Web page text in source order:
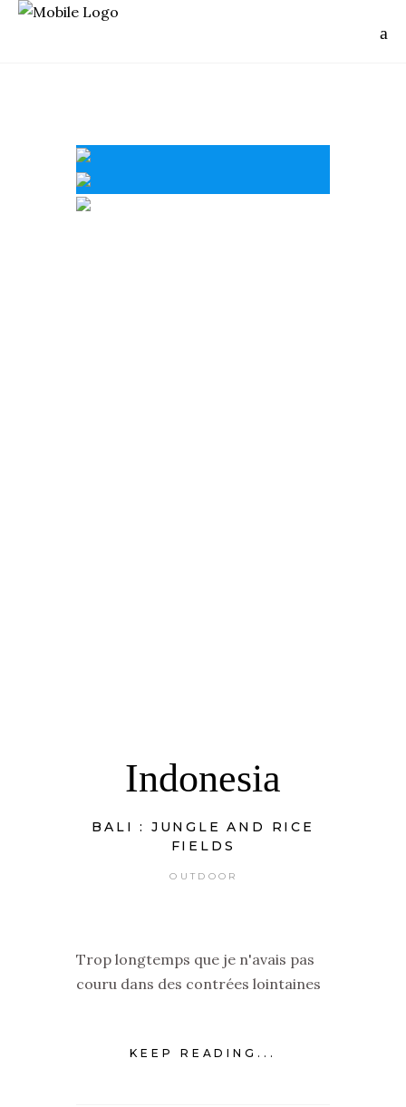
Indonesia
BALI : JUNGLE AND RICE
FIELDS
OUTDOOR
Trop longtemps que je n'avais pas
couru dans des contrées lointaines
KEEP READING...